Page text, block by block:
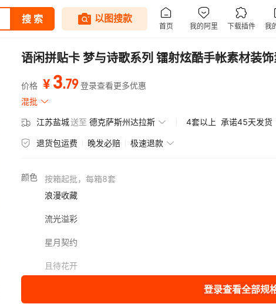
语闲拼贴卡 梦与诗歌系列 镭射炫酷手帐素材装
价格 ¥ 3.79 登录查看更多优惠
混批
江苏盐城送至 德克萨斯州达拉斯 4套以上 承诺45天发货
退货包运费 晚发必赔 极速退款
颜色 按箱起批，每箱8套
浪漫收藏
流光溢彩
星月契约
且待花开
登录查看全部规